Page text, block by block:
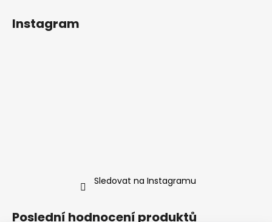
Instagram
Sledovat na Instagramu
Poslední hodnocení produktů